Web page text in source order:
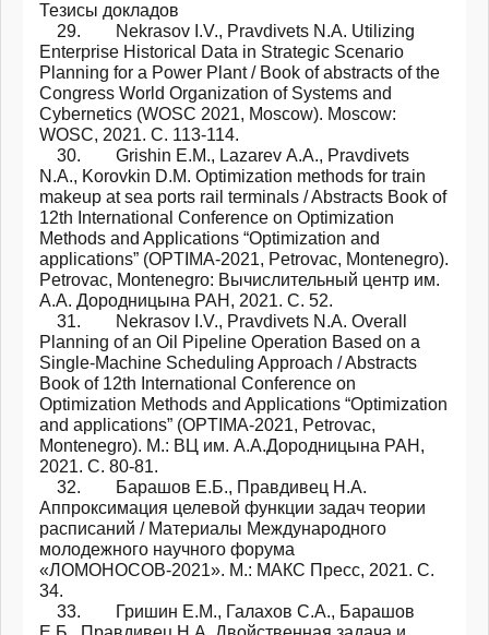
Тезисы докладов
29. Nekrasov I.V., Pravdivets N.A. Utilizing
Enterprise Historical Data in Strategic Scenario
Planning for a Power Plant / Book of abstracts of the
Congress World Organization of Systems and
Cybernetics (WOSC 2021, Moscow). Moscow:
WOSC, 2021. С. 113-114.
30. Grishin E.M., Lazarev А.А., Pravdivets
N.A., Korovkin D.M. Optimization methods for train
makeup at sea ports rail terminals / Abstracts Book of
12th International Conference on Optimization
Methods and Applications “Optimization and
applications” (OPTIMA-2021, Petrovac, Montenegro).
Petrovac, Montenegro: Вычислительный центр им.
А.А. Дородницына РАН, 2021. С. 52.
31. Nekrasov I.V., Pravdivets N.A. Overall
Planning of an Oil Pipeline Operation Based on a
Single-Machine Scheduling Approach / Abstracts
Book of 12th International Conference on
Optimization Methods and Applications “Optimization
and applications” (OPTIMA-2021, Petrovac,
Montenegro). М.: ВЦ им. А.А.Дородницына РАН,
2021. С. 80-81.
32. Барашов Е.Б., Правдивец Н.А.
Аппроксимация целевой функции задач теории
расписаний / Материалы Международного
молодежного научного форума
«ЛОМОНОСОВ-2021». М.: МАКС Пресс, 2021. С.
34.
33. Гришин Е.М., Галахов С.А., Барашов